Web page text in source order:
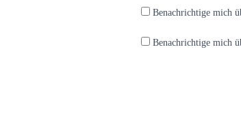
Benachrichtige mich
Benachrichtige mich